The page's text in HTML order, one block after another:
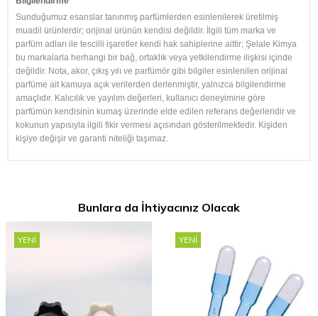
Sunduğumuz esanslar tanınmış parfümlerden esinlenilerek üretilmiş
muadil ürünlerdir; orijinal ürünün kendisi değildir. İlgili tüm marka ve
parfüm adları ile tescilli işaretler kendi hak sahiplerine aittir; Şelale Kimya
bu markalarla herhangi bir bağ, ortaklık veya yetkilendirme ilişkisi içinde
değildir. Nota, akor, çıkış yılı ve parfümör gibi bilgiler esinlenilen orijinal
parfüme ait kamuya açık verilerden derlenmiştir, yalnızca bilgilendirme
amaçlıdır. Kalıcılık ve yayılım değerleri, kullanıcı deneyimine göre
parfümün kendisinin kumaş üzerinde elde edilen referans değerleridir ve
kokunun yapısıyla ilgili fikir vermesi açısından gösterilmektedir. Kişiden
kişiye değişir ve garanti niteliği taşımaz.
Bunlara da İhtiyacınız Olacak
YENI YENI